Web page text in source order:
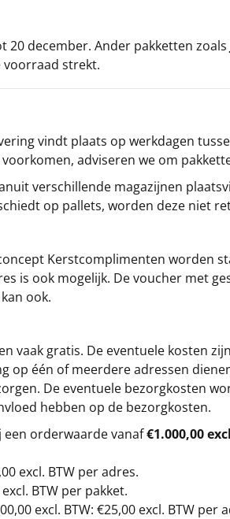
20 december. Ander pakketten zoals
voorraad strekt.
vindt plaats op werkdagen
adviseren we om
verschillende magazijnen
op pallets, worden deze niet
Kerstcomplimenten worden
is ook mogelijk. De voucher met
ook.
vaak gratis. De eventuele kosten
op één of meerdere adressen
De eventuele bezorgkosten
hebben op de bezorgkosten.
orderwaarde vanaf€1.000,00
excl. BTW per adres.
BTW per pakket.
excl. BTW: €25,00 excl. BTW per